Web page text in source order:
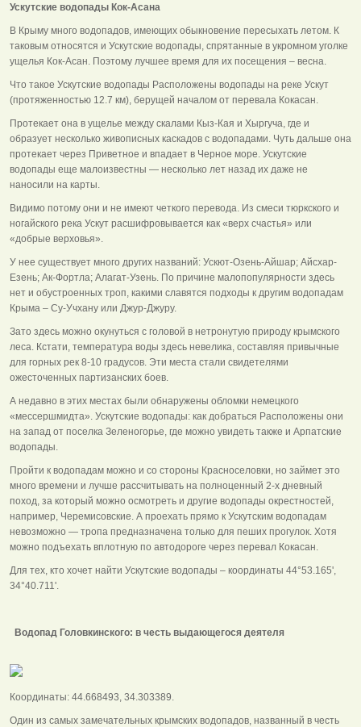
Ускутские водопады Кок-Асана
В Крыму много водопадов, имеющих обыкновение пересыхать летом. К
таковым относятся и Ускутские водопады, спрятанные в укромном уголке
ущелья Кок-Асан. Поэтому лучшее время для их посещения – весна.
Что такое Ускутские водопады Расположены водопады на реке Ускут
(протяженностью 12.7 км), берущей началом от перевала Кокасан.
Протекает она в ущелье между скалами Кыз-Кая и Хыргуча, где и
образует несколько живописных каскадов с водопадами. Чуть дальше она
протекает через Приветное и впадает в Черное море. Ускутские
водопады еще малоизвестны — несколько лет назад их даже не
наносили на карты.
Видимо потому они и не имеют четкого перевода. Из смеси тюркского и
ногайского река Ускут расшифровывается как «верх счастья» или
«добрые верховья».
У нее существует много других названий: Ускют-Озень-Айшар; Айсхар-
Езень; Ак-Фортла; Алагат-Узень. По причине малопопулярности здесь
нет и обустроенных троп, какими славятся подходы к другим водопадам
Крыма – Су-Учхану или Джур-Джуру.
Зато здесь можно окунуться с головой в нетронутую природу крымского
леса. Кстати, температура воды здесь невелика, составляя привычные
для горных рек 8-10 градусов. Эти места стали свидетелями
ожесточенных партизанских боев.
А недавно в этих местах были обнаружены обломки немецкого
«мессершмидта». Ускутские водопады: как добраться Расположены они
на запад от поселка Зеленогорье, где можно увидеть также и Арпатские
водопады.
Пройти к водопадам можно и со стороны Красноселовки, но займет это
много времени и лучше рассчитывать на полноценный 2-х дневный
поход, за который можно осмотреть и другие водопады окрестностей,
например, Черемисовские. А проехать прямо к Ускутским водопадам
невозможно — тропа предназначена только для пеших прогулок. Хотя
можно подъехать вплотную по автодороге через перевал Кокасан.
Для тех, кто хочет найти Ускутские водопады – координаты 44°53.165',
34°40.711'.
Водопад Головкинского: в честь выдающегося деятеля
Координаты: 44.668493, 34.303389.
Один из самых замечательных крымских водопадов, названный в честь